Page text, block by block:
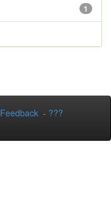
1
Feedback - ???